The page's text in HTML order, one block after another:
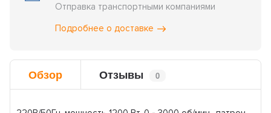
Отправка транспортными компаниями
Подробнее о доставке
Обзор Отзывы 0